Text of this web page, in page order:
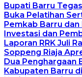
Bupati Barru
Buka Pelatihan
Pemkab Barru
Investasi dan
Laporan RRK Juli
Soppeng Riaja
Dua Penghargaan
Kabupaten Barru